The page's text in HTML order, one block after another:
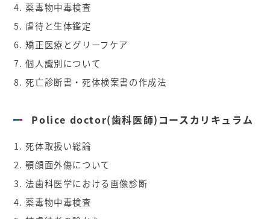
薬毒物中毒検査
虐待と生体鑑定
矯正医療とグリーフケア
個人識別について
死亡診断書・死体検案書の作成法
Police doctor(歯科医師)コースカリキュラム
死体取扱い総論
顎顔面外傷について
法歯科医学における画像診断
薬毒物中毒検査